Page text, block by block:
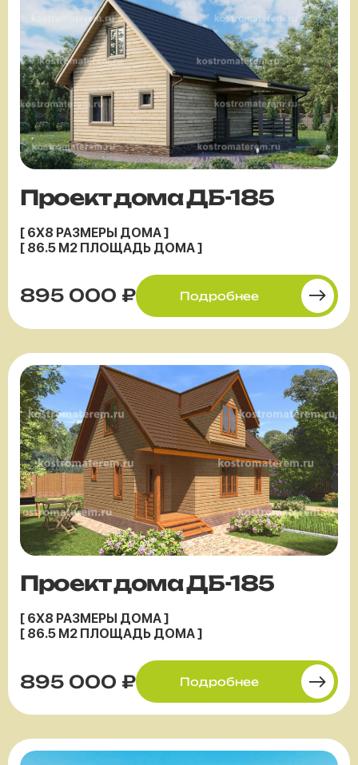
Проект дома ДБ-185
[ 6X8 РАЗМЕРЫ ДОМА ]
[ 86.5 М2 ПЛОЩАДЬ ДОМА ]
895 000 ₽ Подробнее
Проект дома ДБ-185
[ 6X8 РАЗМЕРЫ ДОМА ]
[ 86.5 М2 ПЛОЩАДЬ ДОМА ]
895 000 ₽ Подробнее